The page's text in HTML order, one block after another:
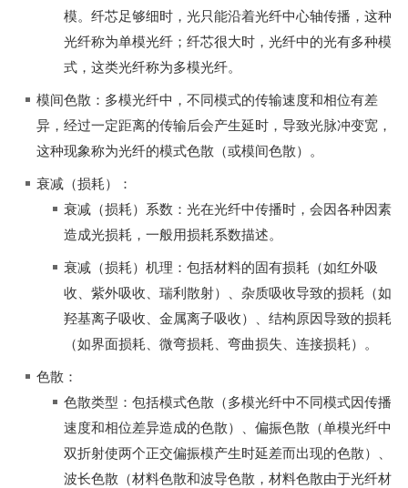
模。纤芯足够细时，光只能沿着光纤中心轴传播，这种
光纤称为单模光纤；纤芯很大时，光纤中的光有多种模
式，这类光纤称为多模光纤。
模间色散：多模光纤中，不同模式的传输速度和相位有差
异，经过一定距离的传输后会产生延时，导致光脉冲变宽，
这种现象称为光纤的模式色散（或模间色散）。
衰减（损耗）：
衰减（损耗）系数：光在光纤中传播时，会因各种因素
造成光损耗，一般用损耗系数描述。
衰减（损耗）机理：包括材料的固有损耗（如红外吸
收、紫外吸收、瑞利散射）、杂质吸收导致的损耗（如
羟基离子吸收、金属离子吸收）、结构原因导致的损耗
（如界面损耗、微弯损耗、弯曲损失、连接损耗）。
色散：
色散类型：包括模式色散（多模光纤中不同模式因传播
速度和相位差异造成的色散）、偏振色散（单模光纤中
双折射使两个正交偏振模产生时延差而出现的色散）、
波长色散（材料色散和波导色散，材料色散由于光纤材